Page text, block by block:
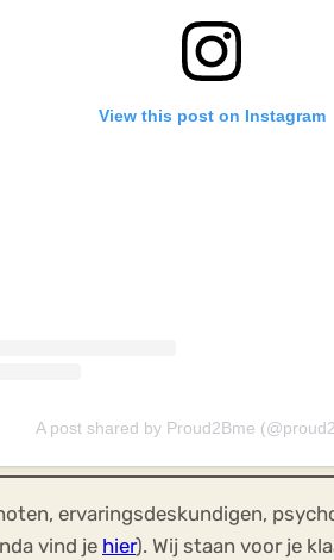
View this post on Instagram
A post shared by Proud2Bme
ervaringsdeskundigen,
vind je hier). Wij staan voor je